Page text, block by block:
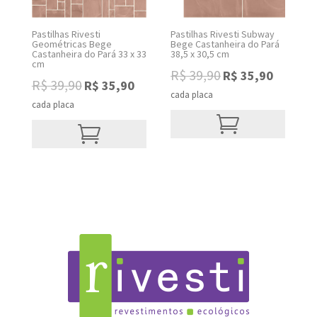
Pastilhas Rivesti
Geométricas Bege
Castanheira do Pará 33 x 33
cm
R$39,90 Original
R$ 39,90.
R$ 35,90Current
cada placa
Pastilhas Rivesti Subway
Bege Castanheira do Pará
38,5 x 30,5 cm
R$39,90 Original
R$ 39,90.
R$ 35,90
cada placa